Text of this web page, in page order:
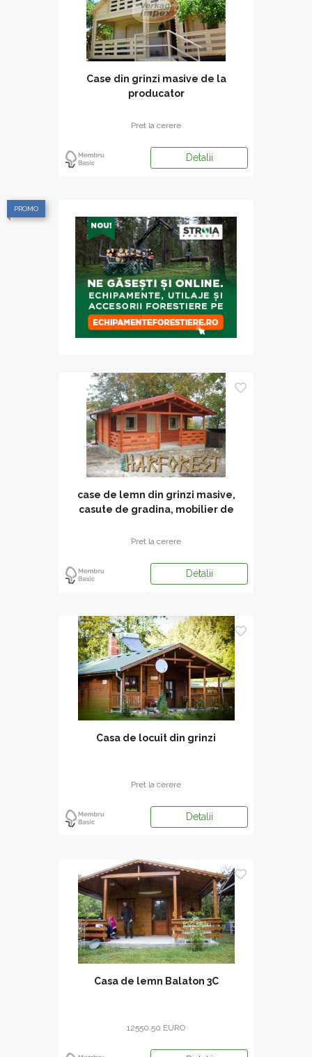
Case din grinzi masive de la
producator
Pret la cerere
Detalii
PROMO
case de lemn din grinzi masive,
casute de gradina, mobilier de
Pret la cerere
Detalii
Casa de locuit din grinzi
Pret la cerere
Detalii
Casa de lemn Balaton 3C
12550.50 EURO